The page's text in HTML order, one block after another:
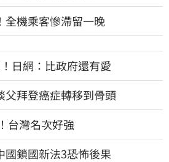
全機乘客慘滯留一晚
日網：比政府還有愛
拜登癌症轉移到骨頭
台灣名次好強
國鎖國新法3恐怖後果